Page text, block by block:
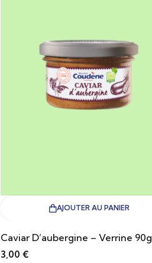
AJOUTER AU PANIER
Caviar D’aubergine – Verrine 90g
3,00 €